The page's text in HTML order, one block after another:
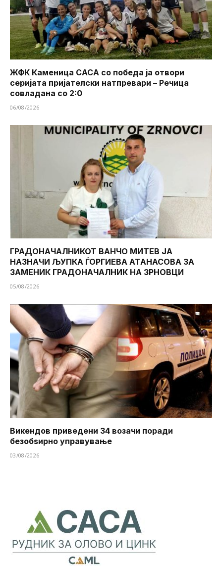
ЖФК Каменица САСА со победа ја отвори
серијата пријателски натпревари – Речица
совладана со 2:0
06/08/2026
ГРАДОНАЧАЛНИКОТ ВАНЧО МИТЕВ ЈА
НАЗНАЧИ ЉУПКА ЃОРГИЕВА АТАНАСОВА ЗА
ЗАМЕНИК ГРАДОНАЧАЛНИК НА ЗРНОВЦИ
05/08/2026
Викендов приведени 34 возачи поради
безобѕирно управување
03/08/2026